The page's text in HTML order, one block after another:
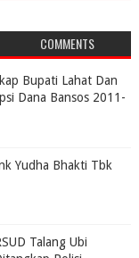
COMMENTS
Bupati Lahat Dan
Dana Bansos 2011-
Yudha Bhakti Tbk
Talang Ubi